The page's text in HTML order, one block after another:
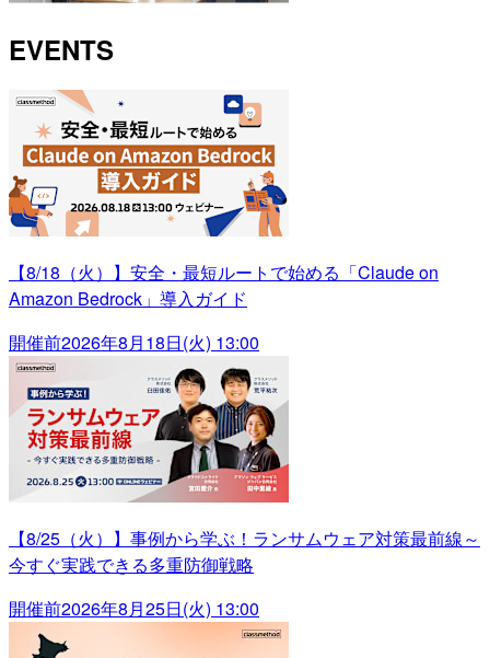
EVENTS
【8/18（火）】安全・最短ルートで始める「Claude on
Amazon Bedrock」導入ガイド
開催前2026年8月18日(火) 13:00
【8/25（火）】事例から学ぶ！ランサムウェア対策最前線～
今すぐ実践できる多重防御戦略
開催前2026年8月25日(火) 13:00